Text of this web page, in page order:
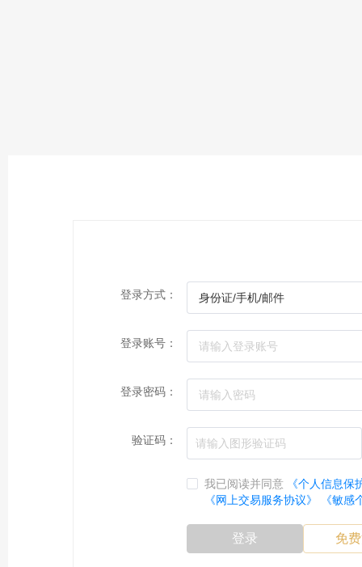
登录方式：
登录账号：
登录密码：
验证码：
我已阅读并同意 《个人信息保
《网上交易服务协议》
《敏
登录 免